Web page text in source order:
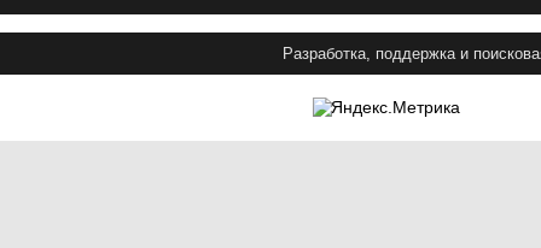
Разработка, поддержка и